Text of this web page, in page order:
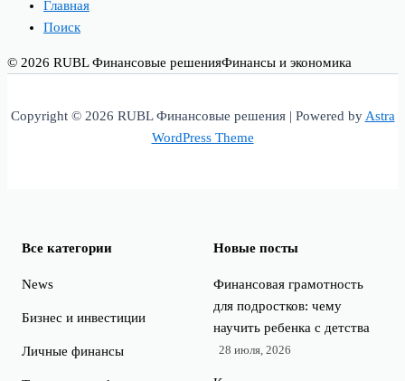
Главная
Поиск
© 2026 RUBL Финансовые решенияФинансы и экономика
Copyright © 2026 RUBL Финансовые решения | Powered byAstra
WordPress Theme
Все категории
News
Бизнес и инвестиции
Личные финансы
Новые посты
Финансовая грамотность
для подростков: чему
научить ребенка с детства
28 июля, 2026